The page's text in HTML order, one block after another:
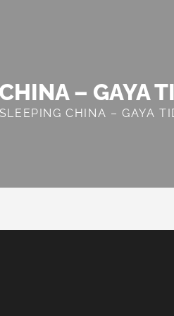
– GAYA
SLEEPING CHINA – GAYA